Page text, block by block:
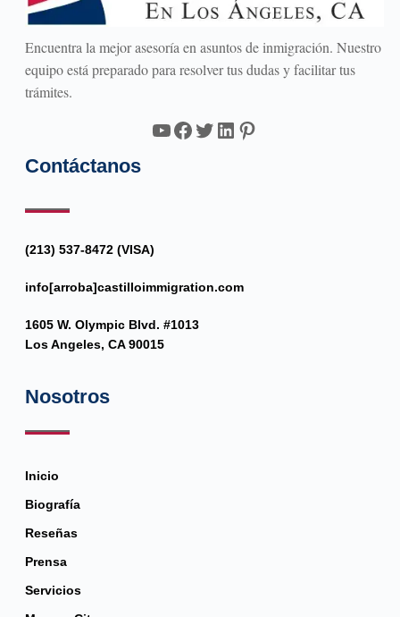
Encuentra la mejor asesoría en asuntos de inmigración. Nuestro
equipo está preparado para resolver tus dudas y facilitar tus
trámites.
YouTube
Facebook
Twitter
LinkedIn
Pinterest
Contáctanos
(213) 537-8472 (VISA)
info[arroba]castilloimmigration.com
1605 W. Olympic Blvd. #1013
Los Angeles, CA 90015
Nosotros
Inicio
Biografía
Reseñas
Prensa
Servicios